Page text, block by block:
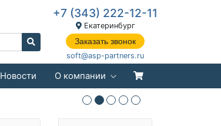
+7 (343) 222-12-11
Екатеринбург
Заказать звонок
soft@asp-partners.ru
Новости О компании